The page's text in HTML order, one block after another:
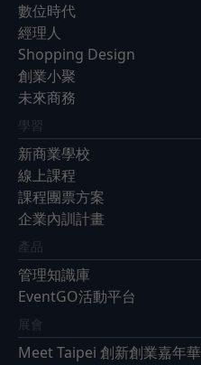
數位時代
經理人
Shopping Design
創業小聚
未來商務
學習
新商業學校
線上課程
課程團票方案
企業內訓計畫
產品
管理知識庫
EventGO活動平台
展會
Meet Taipei 創新創業嘉年華